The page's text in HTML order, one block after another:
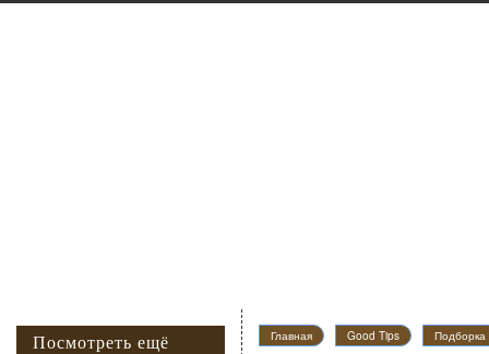
Главная Good Tips Подборка
Посмотреть ещё